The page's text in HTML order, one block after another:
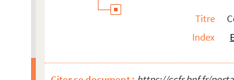
Titre
Index